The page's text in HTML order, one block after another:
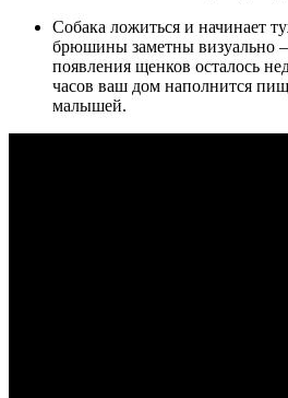
Собака ложиться и начинает
брюшины заметны визуально
появления щенков осталось
часов ваш дом наполнится
малышей.